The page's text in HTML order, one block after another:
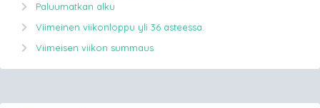
Paluumatkan alku
Viimeinen viikonloppu yli 36 asteessa.
Viimeisen viikon summaus